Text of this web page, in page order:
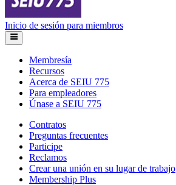
Inicio de sesión para miembros
Membresía
Recursos
Acerca de SEIU 775
Para empleadores
Únase a SEIU 775
Contratos
Preguntas frecuentes
Participe
Reclamos
Crear una unión en su lugar de trabajo
Membership Plus